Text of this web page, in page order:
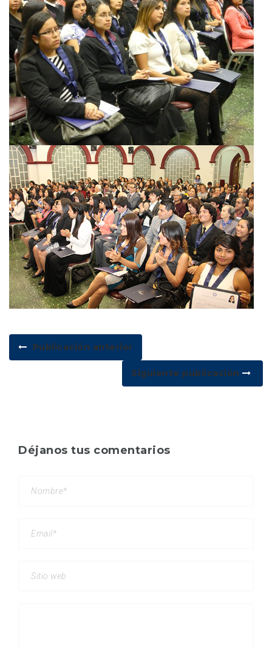
Publicación anterior
Siguiente publicación
Déjanos tus comentarios